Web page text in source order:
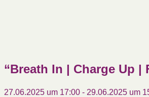
“Breath In | Charge Up |
27.06.2025 um 17:00 - 29.06.2025 um